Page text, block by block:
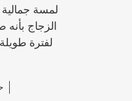
لمسة
الزجاج
لفترة